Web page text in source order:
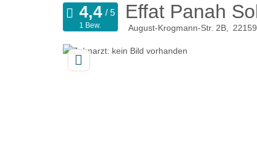
Effat Panah
August-Krogmann-Str. 2B 22159
1 Bew.